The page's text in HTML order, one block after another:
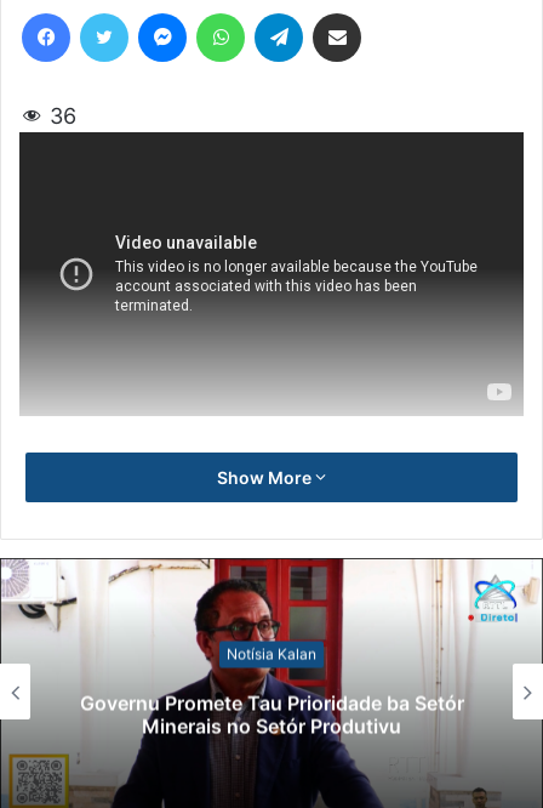
email
36
Show More
Notísia Kalan
Governu Promete Tau Prioridade ba Setór
Minerais no Setór Produtivu